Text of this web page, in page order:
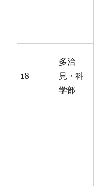
18
多治
見・科
学部